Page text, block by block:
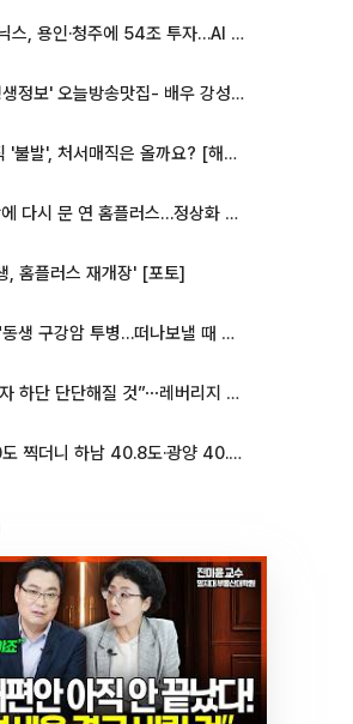
SK하이닉스, 용인·청주에 54조 투자…AI 메모리 생산기지 키운다
'2TV 생생정보' 오늘방송맛집- 배우 강성진 단골! 쌀국수ㆍ푸팟퐁 커리 맛집 '블○○○'
입추매직 '불발', 처서매직은 올까요? [해시태그]
22일 만에 다시 문 연 홈플러스…정상화 바쁜데 재고 없어 ‘발동동’[가보니]
, 홈플러스 재개장' [포토]
차인표 "동생 구강암 투병…떠나보낼 때 가장 힘들었다”
“삼성전자 하단 단단해질 것”⋯레버리지 규제에 쏠림 완화 [찐코노미]
서울 40도 찍더니 하남 40.8도·광양 40.2도…전국 '펄펄'